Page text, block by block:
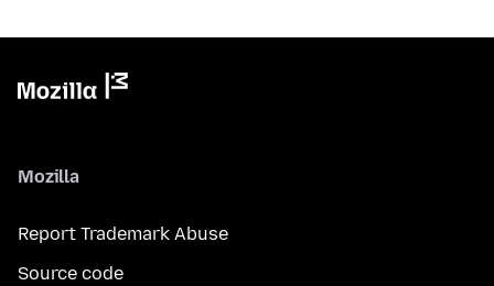
Mozilla
Report Trademark Abuse
Source code